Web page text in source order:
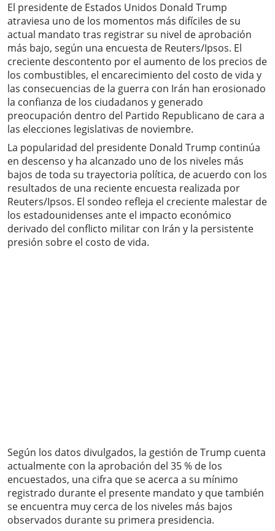
El presidente de Estados Unidos Donald Trump
atraviesa uno de los momentos más difíciles de su
actual mandato tras registrar su nivel de aprobación
más bajo, según una encuesta de Reuters/Ipsos. El
creciente descontento por el aumento de los precios de
los combustibles, el encarecimiento del costo de vida y
las consecuencias de la guerra con Irán han erosionado
la confianza de los ciudadanos y generado
preocupación dentro del Partido Republicano de cara a
las elecciones legislativas de noviembre.
La popularidad del presidente Donald Trump continúa
en descenso y ha alcanzado uno de los niveles más
bajos de toda su trayectoria política, de acuerdo con los
resultados de una reciente encuesta realizada por
Reuters/Ipsos. El sondeo refleja el creciente malestar de
los estadounidenses ante el impacto económico
derivado del conflicto militar con Irán y la persistente
presión sobre el costo de vida.
Según los datos divulgados, la gestión de Trump cuenta
actualmente con la aprobación del 35 % de los
encuestados, una cifra que se acerca a su mínimo
registrado durante el presente mandato y que también
se encuentra muy cerca de los niveles más bajos
observados durante su primera presidencia.